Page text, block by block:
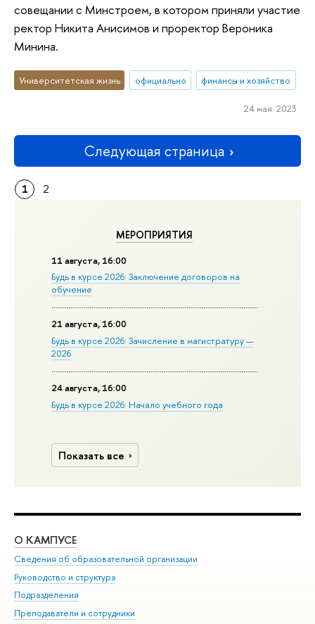
МЕРОПРИЯТИЯ
11 августа, 16:00
Будь в курсе 2026: Заключение договоров на
обучение
21 августа, 16:00
Будь в курсе 2026: Зачисление в магистратуру —
2026
24 августа, 16:00
Будь в курсе 2026: Начало учебного года
Показать все
совещании с Минстроем, в котором приняли участие
ректор Никита Анисимов и проректор Вероника
Минина.
Университетская жизнь официально финансы и хозяйство
24 мая 2023
Следующая страница
1 2
О КАМПУСЕ
Сведения об образовательной организации
Руководство и структура
Подразделения
Преподаватели и сотрудники